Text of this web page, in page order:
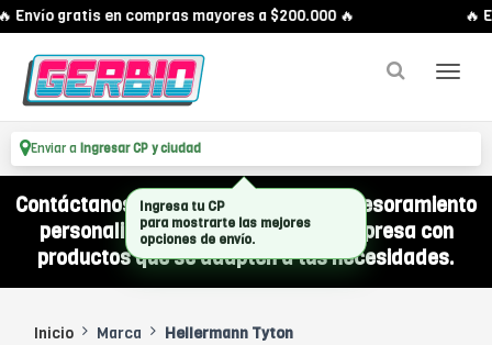
Envío gratis en compras mayores a $200.000 🔥 🔥
Enviar a Ingresar CP y ciudad
Contáctanos por WhatsApp y recibí asesoramiento
personalizado para equipar a tu empresa con
productos que se adapten a tus necesidades.
Inicio Marca Hellermann Tyton
Ingresa tu CP
para mostrarte las mejores
opciones de envío.